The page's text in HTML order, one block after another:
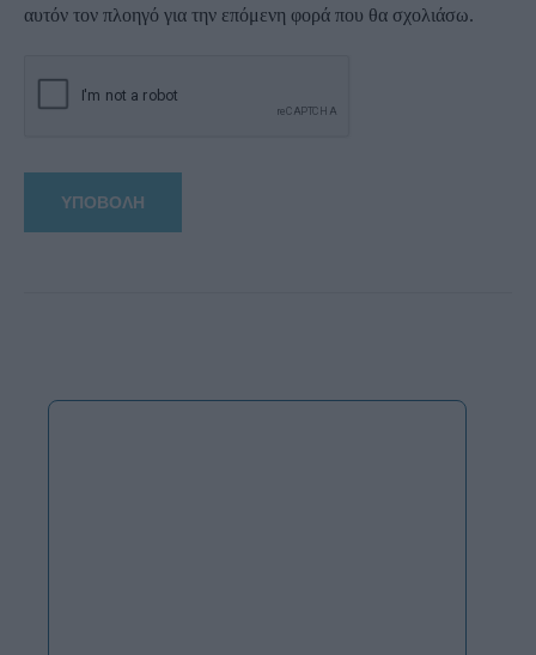
αυτόν τον πλοηγό για την επόμενη φορά που θα σχολιάσω.